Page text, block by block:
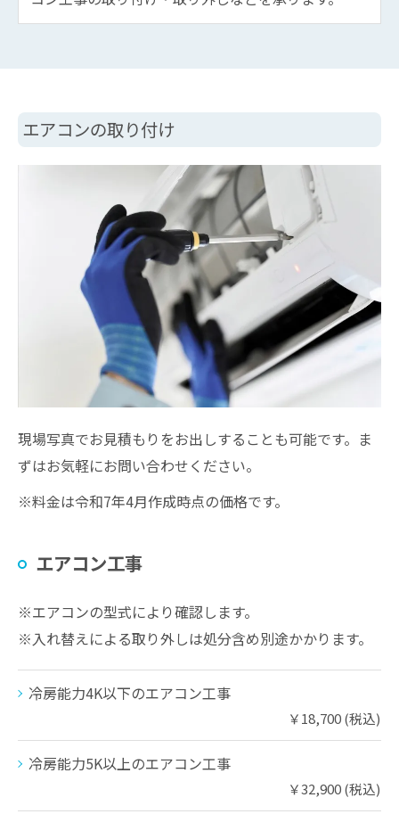
エアコンの取り付け
現場写真でお見積もりをお出しすることも可能です。ま
ずはお気軽にお問い合わせください。
※料金は令和7年4月作成時点の価格です。
エアコン工事
※エアコンの型式により確認します。
※入れ替えによる取り外しは処分含め別途かかります。
冷房能力4K以下のエアコン工事
￥18,700 (税込)
冷房能力5K以上のエアコン工事
￥32,900 (税込)